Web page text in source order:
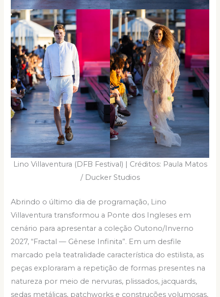
Lino Villaventura (DFB Festival) | Créditos: Paula Matos
/ Ducker Studios
Abrindo o último dia de programação, Lino
Villaventura transformou a Ponte dos Ingleses em
cenário para apresentar a coleção Outono/Inverno
2027, “Fractal — Gênese Infinita”. Em um desfile
marcado pela teatralidade característica do estilista, as
peças exploraram a repetição de formas presentes na
natureza por meio de nervuras, plissados, jacquards,
sedas metálicas, patchworks e construções volumosas,